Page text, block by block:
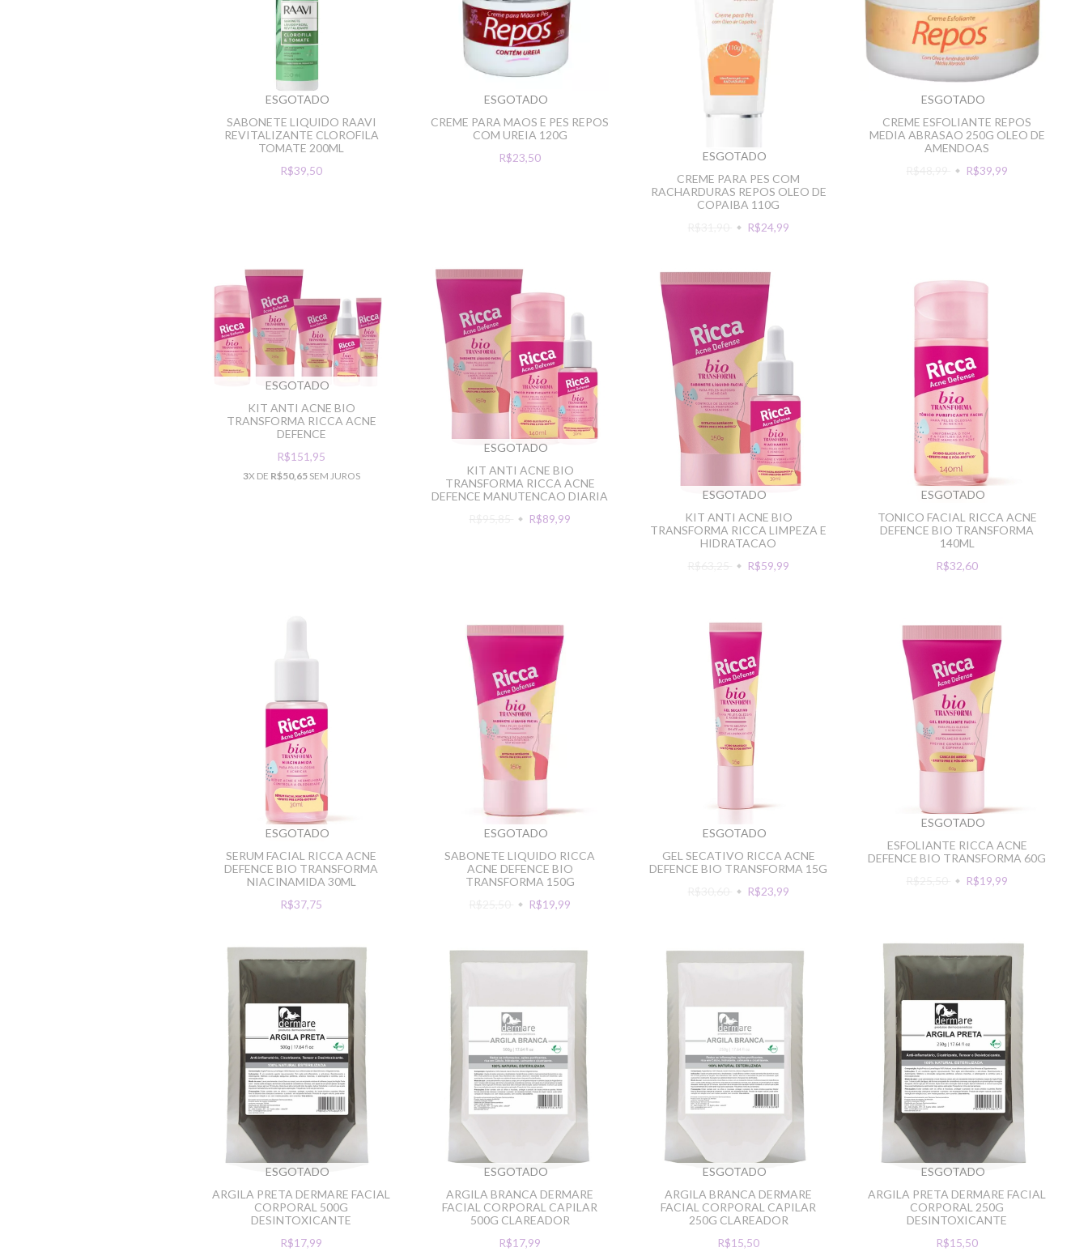
ESGOTADO
SABONETE LIQUIDO RAAVI
REVITALIZANTE CLOROFILA
TOMATE 200ML
R$39,50
ESGOTADO
CREME PARA MAOS E PES REPOS
COM UREIA 120G
R$23,50
ESGOTADO
CREME PARA PES COM
RACHARDURAS REPOS OLEO DE
COPAIBA 110G
R$31,90
R$24,99
ESGOTADO
CREME ESFOLIANTE REPOS
MEDIA ABRASAO 250G OLEO DE
AMENDOAS
R$48,99
R$39,99
ESGOTADO
KIT ANTI ACNE BIO
TRANSFORMA RICCA ACNE
DEFENCE
R$151,95
3X DE R$50,65SEM JUROS
ESGOTADO
KIT ANTI ACNE BIO
TRANSFORMA RICCA ACNE
DEFENCE MANUTENCAO DIARIA
R$95,85
R$89,99
ESGOTADO
KIT ANTI ACNE BIO
TRANSFORMA RICCA LIMPEZA E
HIDRATACAO
R$63,25
R$59,99
ESGOTADO
TONICO FACIAL RICCA ACNE
DEFENCE BIO TRANSFORMA
140ML
R$32,60
ESGOTADO
SERUM FACIAL RICCA ACNE
DEFENCE BIO TRANSFORMA
NIACINAMIDA 30ML
R$37,75
ESGOTADO
SABONETE LIQUIDO RICCA
ACNE DEFENCE BIO
TRANSFORMA 150G
R$25,50
R$19,99
ESGOTADO
GEL SECATIVO RICCA ACNE
DEFENCE BIO TRANSFORMA 15G
R$30,60
R$23,99
ESGOTADO
ESFOLIANTE RICCA ACNE
DEFENCE BIO TRANSFORMA 60G
R$25,50
R$19,99
ESGOTADO
ARGILA PRETA DERMARE FACIAL
CORPORAL 500G
DESINTOXICANTE
R$17,99
ESGOTADO
ARGILA BRANCA DERMARE
FACIAL CORPORAL CAPILAR
500G CLAREADOR
R$17,99
ESGOTADO
ARGILA BRANCA DERMARE
FACIAL CORPORAL CAPILAR
250G CLAREADOR
R$15,50
ESGOTADO
ARGILA PRETA DERMARE FACIAL
CORPORAL 250G
DESINTOXICANTE
R$15,50